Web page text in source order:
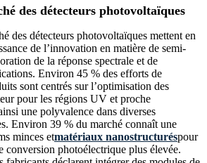
des détecteurs photovoltaïques
des détecteurs photovoltaïques mettent en
de l’innovation en matière de semi-
de la réponse spectrale et de
Environ 45 % des efforts de
sont centrés sur l’optimisation des
pour les régions UV et proche
une polyvalence dans diverses
Environ 39 % du marché connaît une
minces etmatériaux nanostructuréspour
conversion photoélectrique plus élevée.